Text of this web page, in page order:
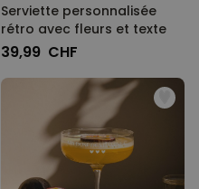
Serviette personnalisée
rétro avec fleurs et texte
39,99 CHF